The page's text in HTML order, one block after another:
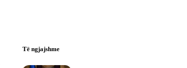
Të ngjajshme